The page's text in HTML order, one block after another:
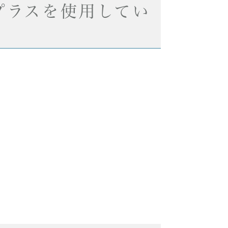
スを使用してい